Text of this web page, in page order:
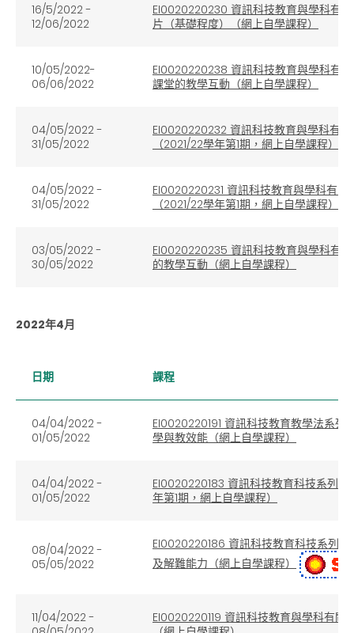
16/5/2022 -
12/06/2022
EI0020220230 資訊科技教育與學科有
片（基礎程度）（網上自學課程）
10/05/2022-
06/06/2022
EI0020220238 資訊科技教育與學科有
課堂的教學互動（網上自學課程）
04/05/2022 -
31/05/2022
EI0020220232 資訊科技教育與學科有
（2021/22學年第1期，網上自學課程）
04/05/2022 -
31/05/2022
EI0020220231 資訊科技教育與學科有
（2021/22學年第1期，網上自學課程）
03/05/2022 -
30/05/2022
EI0020220235 資訊科技教育與學科有
的教學互動（網上自學課程）
2022年4月
日期 課程
04/04/2022 -
01/05/2022
EI0020220191 資訊科技教育教學法系
學與教效能（網上自學課程）
04/04/2022 -
01/05/2022
EI0020220183 資訊科技教育科技系列
年第1期，網上自學課程）
08/04/2022 -
05/05/2022
EI0020220186 資訊科技教育科技系列
及解難能力（網上自學課程）
11/04/2022 -
EI0020220119 資訊科技教育與學科有